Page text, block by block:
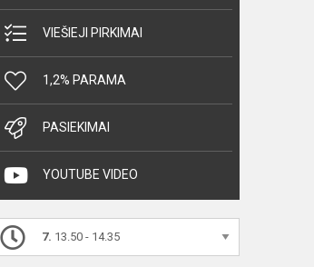
VIEŠIEJI PIRKIMAI
1,2% PARAMA
PASIEKIMAI
YOUTUBE VIDEO
7. 13.50 - 14.35